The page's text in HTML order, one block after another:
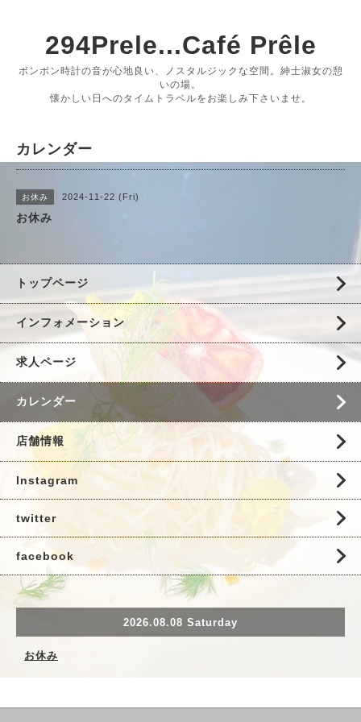
294Prele...Café Prêle
ボンボン時計の音が心地良い、ノスタルジックな空間。紳士淑女の憩
いの場。
懐かしい日へのタイムトラベルをお楽しみ下さいませ。
カレンダー
お休み 2024-11-22 (Fri)
お休み
トップページ
インフォメーション
求人ページ
カレンダー
店舗情報
Instagram
twitter
facebook
2026.08.08 Saturday
お休み